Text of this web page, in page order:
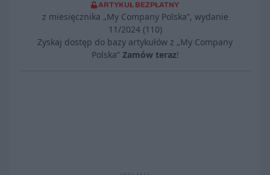
ARTYKUŁ BEZPŁATNY
z miesięcznika „My Company Polska”, wydanie
11/2024 (110)
Zyskaj dostęp do bazy artykułów z „My Company
Polska” Zamów teraz!